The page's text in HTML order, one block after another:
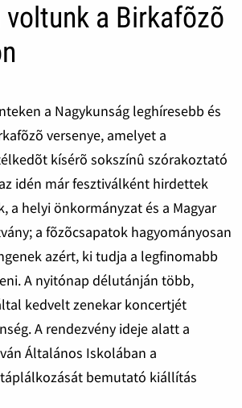
voltunk a Birkafõzõ
a Nagykunság leghíresebb és
versenye, amelyet a
kísérõ sokszínû szórakoztató
idén már fesztiválként hirdettek
a helyi önkormányzat és a Magyar
a fõzõcsapatok hagyományosan
azért, ki tudja a legfinomabb
A nyitónap délutánján több,
kedvelt zenekar koncertjét
A rendezvény ideje alatt a
Általános Iskolában a
bemutató kiállítás